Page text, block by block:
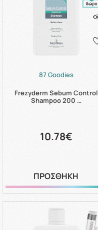
87 Goodies
Frezyderm Sebum Control
Shampoo 200 …
10.78€
ΠΡΟΣΘΗΚΗ